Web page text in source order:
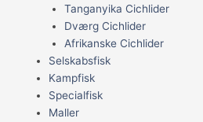
Tanganyika Cichlider
Dværg Cichlider
Afrikanske Cichlider
Selskabsfisk
Kampfisk
Specialfisk
Maller